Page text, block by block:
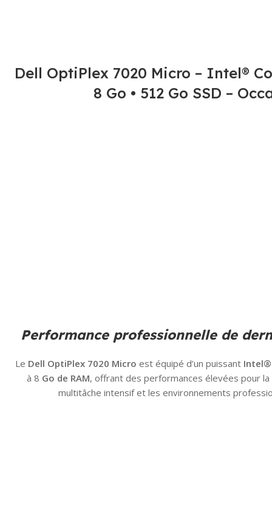
Dell OptiPlex 7020 Micro – Intel®
8 Go • 512 Go SSD –
Performance professionnelle de
Le Dell OptiPlex 7020 Micro est équipé d’un puissant Intel®
à 8 Go de RAM, offrant des performances élevées pour
multitâche intensif et les environnements